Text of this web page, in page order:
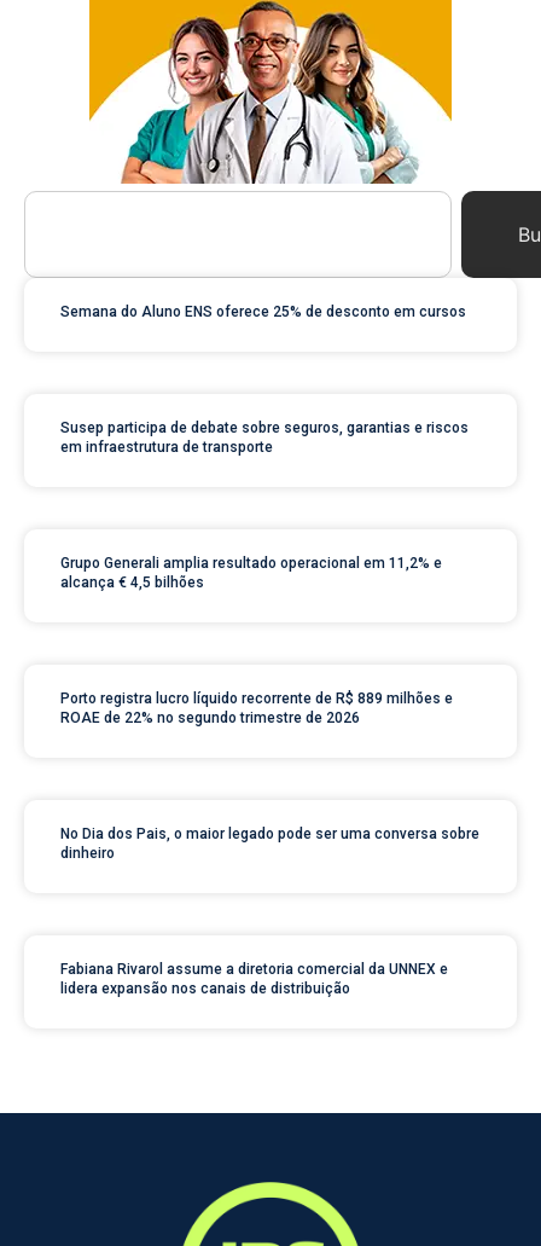
Semana do Aluno ENS oferece 25% de desconto em cursos
Susep participa de debate sobre seguros, garantias e riscos
em infraestrutura de transporte
Grupo Generali amplia resultado operacional em 11,2% e
alcança € 4,5 bilhões
Porto registra lucro líquido recorrente de R$ 889 milhões e
ROAE de 22% no segundo trimestre de 2026
No Dia dos Pais, o maior legado pode ser uma conversa sobre
dinheiro
Fabiana Rivarol assume a diretoria comercial da UNNEX e
lidera expansão nos canais de distribuição